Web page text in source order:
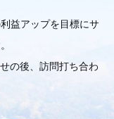
益アップを目標にサ
の後、訪問打ち合わ